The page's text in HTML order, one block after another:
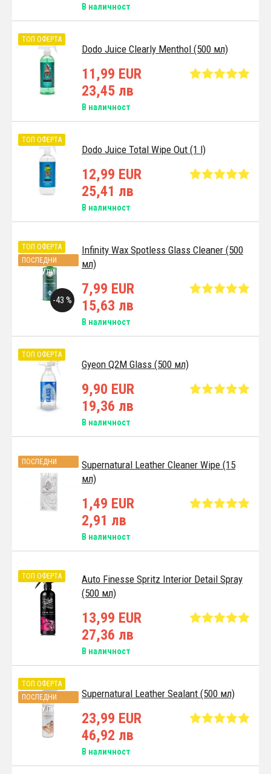
В наличност
Dodo Juice Clearly Menthol (500 мл)
ТОП ОФЕРТА
11,99 EUR
23,45 лв
В наличност
Dodo Juice Total Wipe Out (1 l)
ТОП ОФЕРТА
12,99 EUR
25,41 лв
В наличност
Infinity Wax Spotless Glass Cleaner (500
мл)
-43 %
ТОП ОФЕРТА
ПОСЛЕДНИ
АРТИКУЛИ
7,99 EUR
15,63 лв
В наличност
Gyeon Q2M Glass (500 мл)
ТОП ОФЕРТА
9,90 EUR
19,36 лв
В наличност
Supernatural Leather Cleaner Wipe (15
мл)
ПОСЛЕДНИ
АРТИКУЛИ
1,49 EUR
2,91 лв
В наличност
Auto Finesse Spritz Interior Detail Spray
(500 мл)
ТОП ОФЕРТА
13,99 EUR
27,36 лв
В наличност
Supernatural Leather Sealant (500 мл)
ТОП ОФЕРТА
ПОСЛЕДНИ
АРТИКУЛИ
23,99 EUR
46,92 лв
В наличност